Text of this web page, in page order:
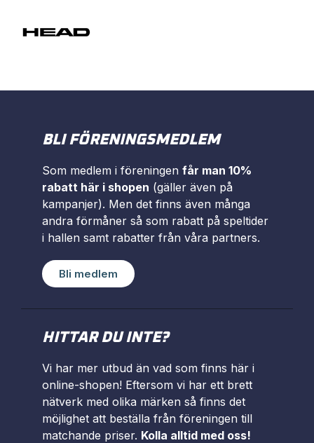
BLI FÖRENINGSMEDLEM
Som medlem i föreningen får man 10%
rabatt här i shopen (gäller även på
kampanjer). Men det finns även många
andra förmåner så som rabatt på speltider
i hallen samt rabatter från våra partners.
Bli medlem
HITTAR DU INTE?
Vi har mer utbud än vad som finns här i
online-shopen! Eftersom vi har ett brett
nätverk med olika märken så finns det
möjlighet att beställa från föreningen till
matchande priser. Kolla alltid med oss!